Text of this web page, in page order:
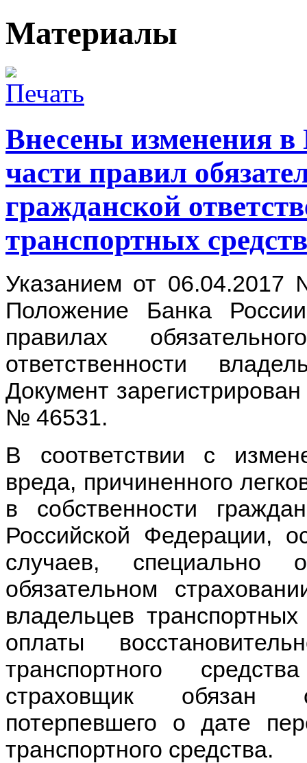
Материалы
Внесены изменения
части правил
гражданской
транспортных средств
Указанием от
Положение Банка
правилах
ответственности
Документ
№ 46531.
В соответствии с
вреда, причиненного
в собственности
Российской Федерации,
случаев,
обязательном
владельцев
оплаты
транспортного
страховщик обязан
потерпевшего о дате
транспортного средства.